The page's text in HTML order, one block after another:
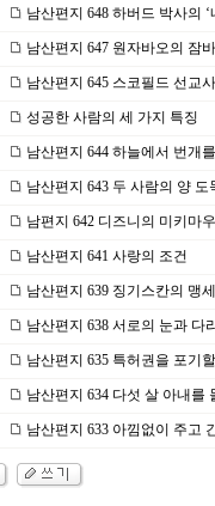
남산편지 648 하버드 박사의 ‘
남산편지 647 원자바오의 잠
남산편지 645 스코필드 선교
성공한 사람의 세 가지 특징
남산편지 644 하늘에서 번개
남산편지 643 두 사람의 양 도
남편지 642 디즈니의 미키마
남산편지 641 사랑의 조건
남산편지 639 징기스칸의 맹세
남산편지 638 서로의 눈과 다
남산편지 635 특허권을 포기
남산편지 634 다섯 살 아내를
남산편지 633 아낌없이 주고